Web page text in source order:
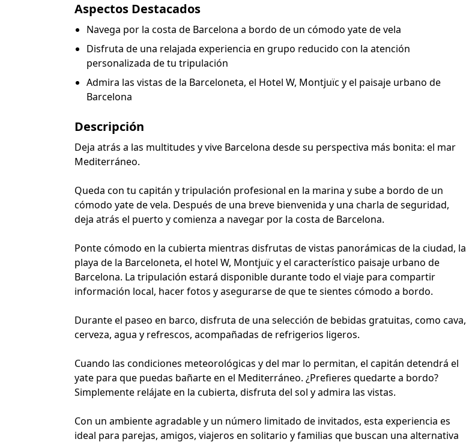
Aspectos Destacados
Navega por la costa de Barcelona a bordo de un cómodo yate de vela
Disfruta de una relajada experiencia en grupo reducido con la atención
personalizada de tu tripulación
Admira las vistas de la Barceloneta, el Hotel W, Montjuïc y el paisaje urbano de
Barcelona
Descripción
Deja atrás a las multitudes y vive Barcelona desde su perspectiva más bonita: el mar
Mediterráneo.
Queda con tu capitán y tripulación profesional en la marina y sube a bordo de un
cómodo yate de vela. Después de una breve bienvenida y una charla de seguridad,
deja atrás el puerto y comienza a navegar por la costa de Barcelona.
Ponte cómodo en la cubierta mientras disfrutas de vistas panorámicas de la ciudad, la
playa de la Barceloneta, el hotel W, Montjuïc y el característico paisaje urbano de
Barcelona. La tripulación estará disponible durante todo el viaje para compartir
información local, hacer fotos y asegurarse de que te sientes cómodo a bordo.
Durante el paseo en barco, disfruta de una selección de bebidas gratuitas, como cava,
cerveza, agua y refrescos, acompañadas de refrigerios ligeros.
Cuando las condiciones meteorológicas y del mar lo permitan, el capitán detendrá el
yate para que puedas bañarte en el Mediterráneo. ¿Prefieres quedarte a bordo?
Simplemente relájate en la cubierta, disfruta del sol y admira las vistas.
Con un ambiente agradable y un número limitado de invitados, esta experiencia es
ideal para parejas, amigos, viajeros en solitario y familias que buscan una alternativa